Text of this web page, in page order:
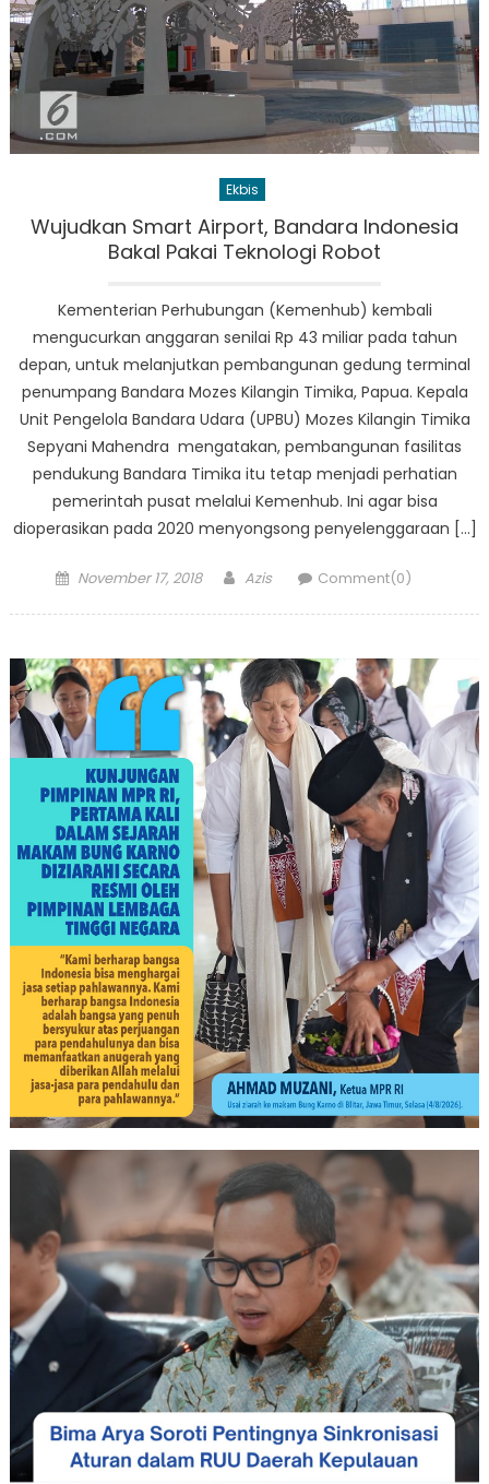
Ekbis
Wujudkan Smart Airport, Bandara Indonesia
Bakal Pakai Teknologi Robot
Kementerian Perhubungan (Kemenhub) kembali
mengucurkan anggaran senilai Rp 43 miliar pada tahun
depan, untuk melanjutkan pembangunan gedung terminal
penumpang Bandara Mozes Kilangin Timika, Papua. Kepala
Unit Pengelola Bandara Udara (UPBU) Mozes Kilangin Timika
Sepyani Mahendra mengatakan, pembangunan fasilitas
pendukung Bandara Timika itu tetap menjadi perhatian
pemerintah pusat melalui Kemenhub. Ini agar bisa
dioperasikan pada 2020 menyongsong penyelenggaraan […]
Posted
November 17, 2018 Author
Azis Comment(0)